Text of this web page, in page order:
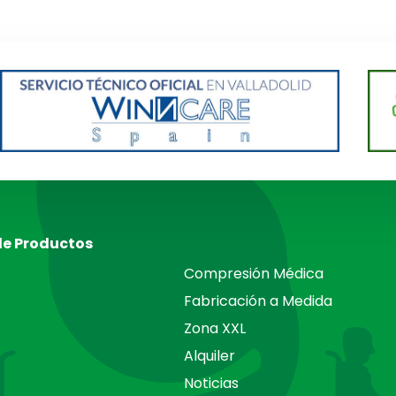
Productos
Compresión Médica
Fabricación a Medida
Zona XXL
Alquiler
Noticias